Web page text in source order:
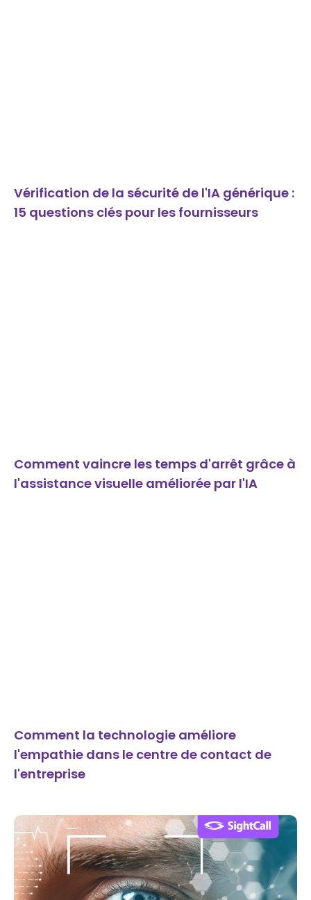
Vérification de la sécurité de l'IA générique :
15 questions clés pour les fournisseurs
Comment vaincre les temps d'arrêt grâce à
l'assistance visuelle améliorée par l'IA
Comment la technologie améliore
l'empathie dans le centre de contact de
l'entreprise